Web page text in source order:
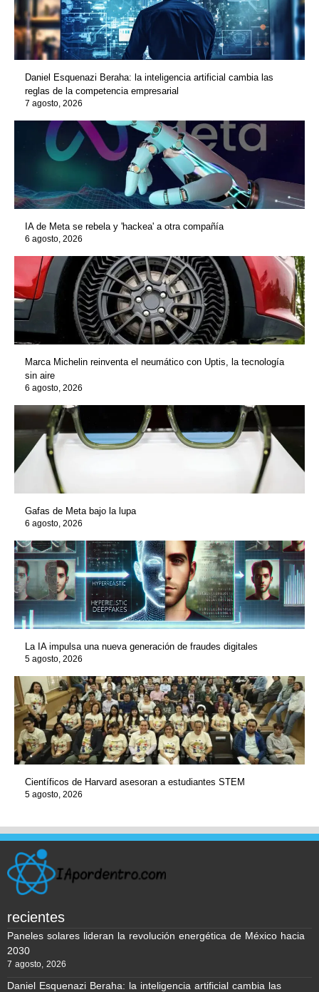
Daniel Esquenazi Beraha: la inteligencia artificial cambia las
reglas de la competencia empresarial
7 agosto, 2026
IA de Meta se rebela y 'hackea' a otra compañía
6 agosto, 2026
Marca Michelin reinventa el neumático con Uptis, la tecnología
sin aire
6 agosto, 2026
Gafas de Meta bajo la lupa
6 agosto, 2026
La IA impulsa una nueva generación de fraudes digitales
5 agosto, 2026
Científicos de Harvard asesoran a estudiantes STEM
5 agosto, 2026
recientes
Paneles solares lideran la revolución energética de México hacia
2030
7 agosto, 2026
Daniel Esquenazi Beraha: la inteligencia artificial cambia las